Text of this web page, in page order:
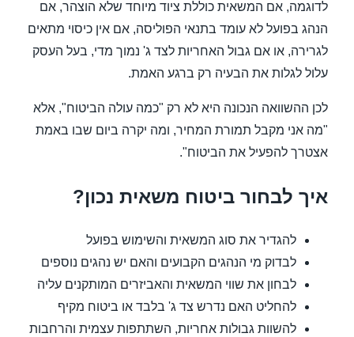
לדוגמה, אם המשאית כוללת ציוד מיוחד שלא הוצהר, אם
הנהג בפועל לא עומד בתנאי הפוליסה, אם אין כיסוי מתאים
לגרירה, או אם גבול האחריות לצד ג' נמוך מדי, בעל העסק
עלול לגלות את הבעיה רק ברגע האמת.
לכן ההשוואה הנכונה היא לא רק "כמה עולה הביטוח", אלא
"מה אני מקבל תמורת המחיר, ומה יקרה ביום שבו באמת
אצטרך להפעיל את הביטוח".
איך לבחור ביטוח משאית נכון?
להגדיר את סוג המשאית והשימוש בפועל
לבדוק מי הנהגים הקבועים והאם יש נהגים נוספים
לבחון את שווי המשאית והאביזרים המותקנים עליה
להחליט האם נדרש צד ג' בלבד או ביטוח מקיף
להשוות גבולות אחריות, השתתפות עצמית והרחבות